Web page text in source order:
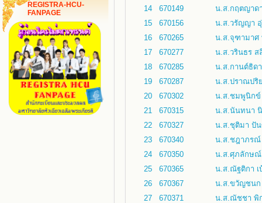
REGISTRA-HCU-
FANPAGE
14
670149
น.ส.กฤตญาด
15
670156
น.ส.วรัญญา
16
670265
น.ส.จุฑามาศ
17
670277
น.ส.วรินธร ส
18
670285
น.ส.กานต์ธิด
19
670287
น.ส.ปราณปริ
20
670302
น.ส.ชมพูนิกข์
21
670315
น.ส.นันทนา
22
670327
น.ส.ชุติมา ปั
23
670340
น.ส.ชฎาภรณ์
24
670350
น.ส.ศุภลักษณ์
25
670365
น.ส.ณัฐติกา เ
26
670367
น.ส.ขวัญชนก
27
670371
น.ส.ณัชชา พิ